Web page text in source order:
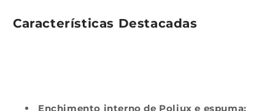
Características Destacadas
Enchimento interno de Poliux e espuma: